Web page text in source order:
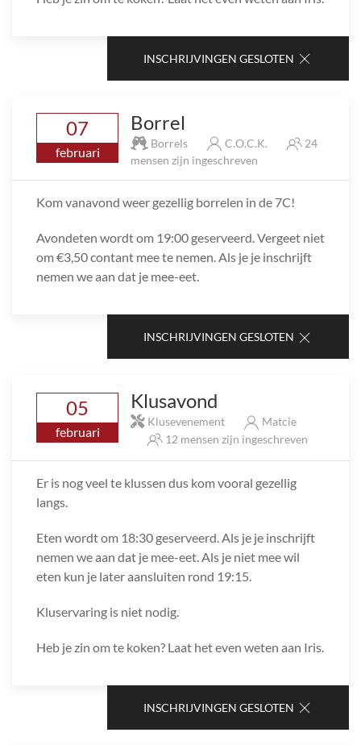
INSCHRIJVINGEN GESLOTEN
07
februari
Borrel
Borrels C.O.C.K.
24
mensen zijn ingeschreven
Kom vanavond weer gezellig borrelen in de 7C!
Avondeten wordt om 19:00 geserveerd. Vergeet niet
om €3,50 contant mee te nemen. Als je je inschrijft
nemen we aan dat je mee-eet.
INSCHRIJVINGEN GESLOTEN
05
februari
Klusavond
Klusevenement
Matcie
12 mensen zijn ingeschreven
Er is nog veel te klussen dus kom vooral gezellig
langs.
Eten wordt om 18:30 geserveerd. Als je je inschrijft
nemen we aan dat je mee-eet. Als je niet mee wil
eten kun je later aansluiten rond 19:15.
Kluservaring is niet nodig.
Heb je zin om te koken? Laat het even weten aan Iris.
INSCHRIJVINGEN GESLOTEN